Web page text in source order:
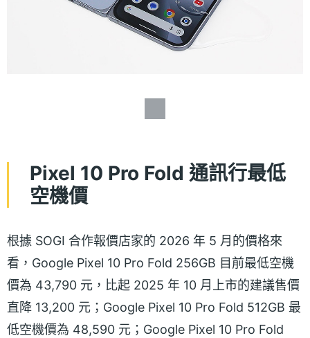
Pixel 10 Pro Fold 通訊行最低
空機價
根據 SOGI 合作報價店家的 2026 年 5 月的價格來
看，Google Pixel 10 Pro Fold 256GB 目前最低空機
價為 43,790 元，比起 2025 年 10 月上市的建議售價
直降 13,200 元；Google Pixel 10 Pro Fold 512GB 最
低空機價為 48,590 元；Google Pixel 10 Pro Fold